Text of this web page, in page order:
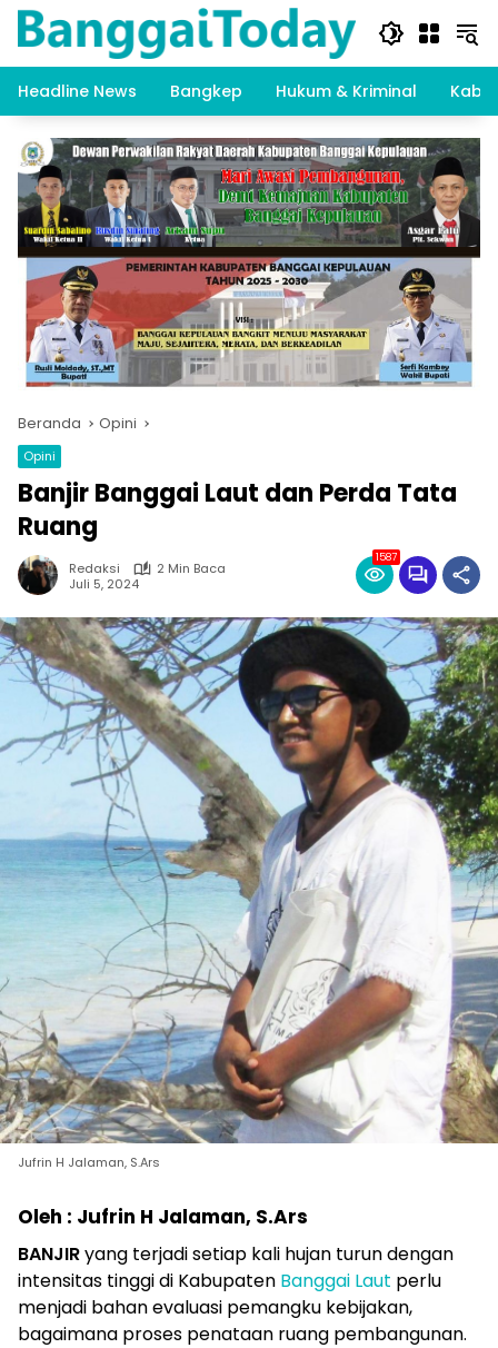
Langsung
Headline News
Bangkep Hukum & Kriminal
Beranda Opini
Opini
Banjir Banggai Laut dan Perda Tata
Ruang
Redaksi
2 Min Baca
Juli 5, 2024
1587
Jufrin H Jalaman, S.Ars
Oleh : Jufrin H Jalaman, S.Ars
BANJIRyang terjadi setiap kali hujan turun dengan
intensitas tinggi di Kabupaten Banggai Laut perlu
menjadi bahan evaluasi pemangku kebijakan,
bagaimana proses penataan ruang pembangunan.